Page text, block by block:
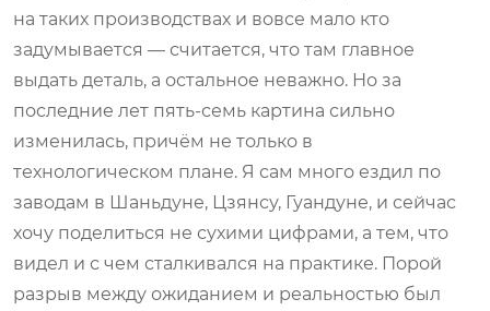
на таких производствах и вовсе мало кто
задумывается — считается, что там главное
выдать деталь, а остальное неважно. Но за
последние лет пять-семь картина сильно
изменилась, причём не только в
технологическом плане. Я сам много ездил по
заводам в Шаньдуне, Цзянсу, Гуандуне, и сейчас
хочу поделиться не сухими цифрами, а тем, что
видел и с чем сталкивался на практике. Порой
разрыв между ожиданием и реальностью был